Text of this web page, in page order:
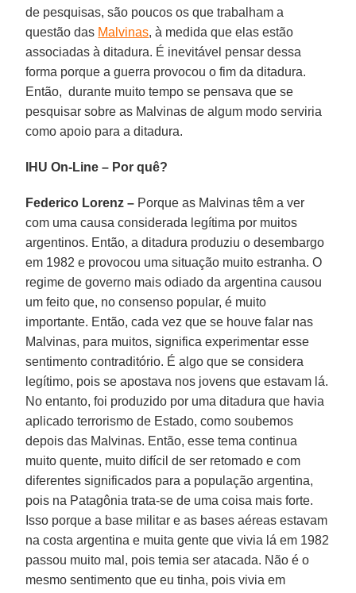
de pesquisas, são poucos os que trabalham a
questão das Malvinas, à medida que elas estão
associadas à ditadura. É inevitável pensar dessa
forma porque a guerra provocou o fim da ditadura.
Então, durante muito tempo se pensava que se
pesquisar sobre as Malvinas de algum modo serviria
como apoio para a ditadura.
IHU On-Line – Por quê?
Federico Lorenz – Porque as Malvinas têm a ver
com uma causa considerada legítima por muitos
argentinos. Então, a ditadura produziu o desembargo
em 1982 e provocou uma situação muito estranha. O
regime de governo mais odiado da argentina causou
um feito que, no consenso popular, é muito
importante. Então, cada vez que se houve falar nas
Malvinas, para muitos, significa experimentar esse
sentimento contraditório. É algo que se considera
legítimo, pois se apostava nos jovens que estavam lá.
No entanto, foi produzido por uma ditadura que havia
aplicado terrorismo de Estado, como soubemos
depois das Malvinas. Então, esse tema continua
muito quente, muito difícil de ser retomado e com
diferentes significados para a população argentina,
pois na Patagônia trata-se de uma coisa mais forte.
Isso porque a base militar e as bases aéreas estavam
na costa argentina e muita gente que vivia lá em 1982
passou muito mal, pois temia ser atacada. Não é o
mesmo sentimento que eu tinha, pois vivia em